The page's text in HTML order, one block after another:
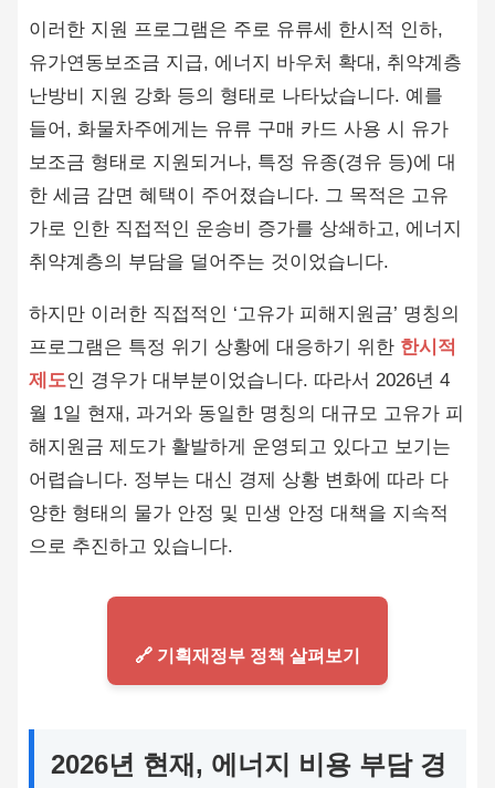
이러한 지원 프로그램은 주로 유류세 한시적 인하,
유가연동보조금 지급, 에너지 바우처 확대, 취약계층
난방비 지원 강화 등의 형태로 나타났습니다. 예를
들어, 화물차주에게는 유류 구매 카드 사용 시 유가
보조금 형태로 지원되거나, 특정 유종(경유 등)에 대
한 세금 감면 혜택이 주어졌습니다. 그 목적은 고유
가로 인한 직접적인 운송비 증가를 상쇄하고, 에너지
취약계층의 부담을 덜어주는 것이었습니다.
하지만 이러한 직접적인 ‘고유가 피해지원금’ 명칭의
프로그램은 특정 위기 상황에 대응하기 위한 한시적
제도인 경우가 대부분이었습니다. 따라서 2026년 4
월 1일 현재, 과거와 동일한 명칭의 대규모 고유가 피
해지원금 제도가 활발하게 운영되고 있다고 보기는
어렵습니다. 정부는 대신 경제 상황 변화에 따라 다
양한 형태의 물가 안정 및 민생 안정 대책을 지속적
으로 추진하고 있습니다.
🔗 기획재정부 정책 살펴보기
2026년 현재, 에너지 비용 부담 경